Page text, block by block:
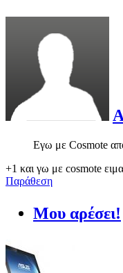
Εγω με Cosmote
+1 και γω με cosmote
Παράθεση
Μου αρέσει!